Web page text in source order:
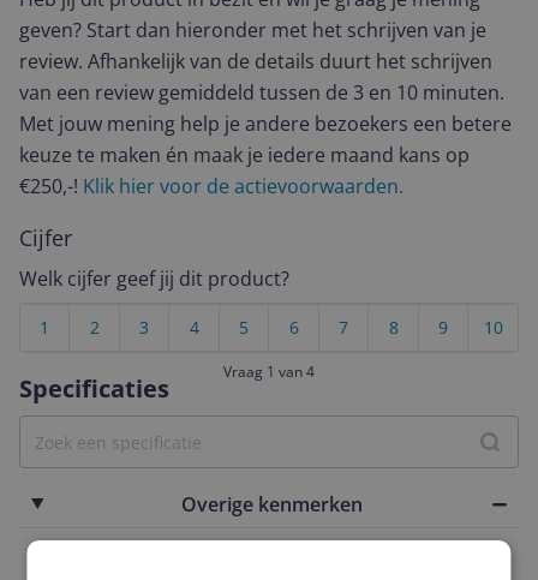
Specificaties
Overige kenmerken
geven? Start dan hieronder met het schrijven van je
review. Afhankelijk van de details duurt het schrijven
van een review gemiddeld tussen de 3 en 10 minuten.
Met jouw mening help je andere bezoekers een betere
keuze te maken én maak je iedere maand kans op
€250,-! Klik hier voor de actievoorwaarden.
Cijfer
Welk cijfer geef jij dit product?
10
9
8
7
6
5
4
3
2
1
Vraag 1 van 4